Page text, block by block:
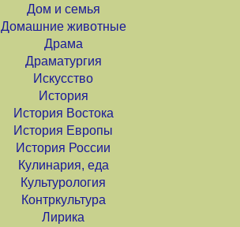
Дом и семья
Домашние животные
Драма
Драматургия
Искусство
История
История Востока
История Европы
История России
Кулинария, еда
Культурология
Контркультура
Лирика